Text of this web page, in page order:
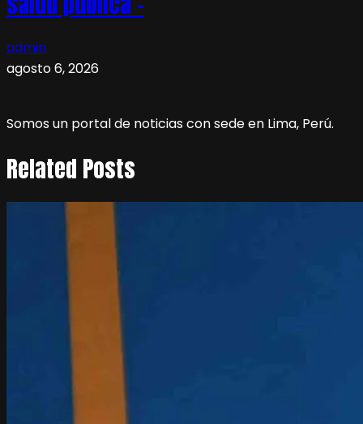
admin
agosto 6, 2026
Somos un portal de noticias con sede en Lima, Perú.
Related Posts